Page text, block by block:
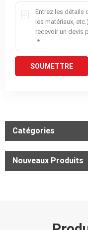
Catégories
Nouveaux Produits